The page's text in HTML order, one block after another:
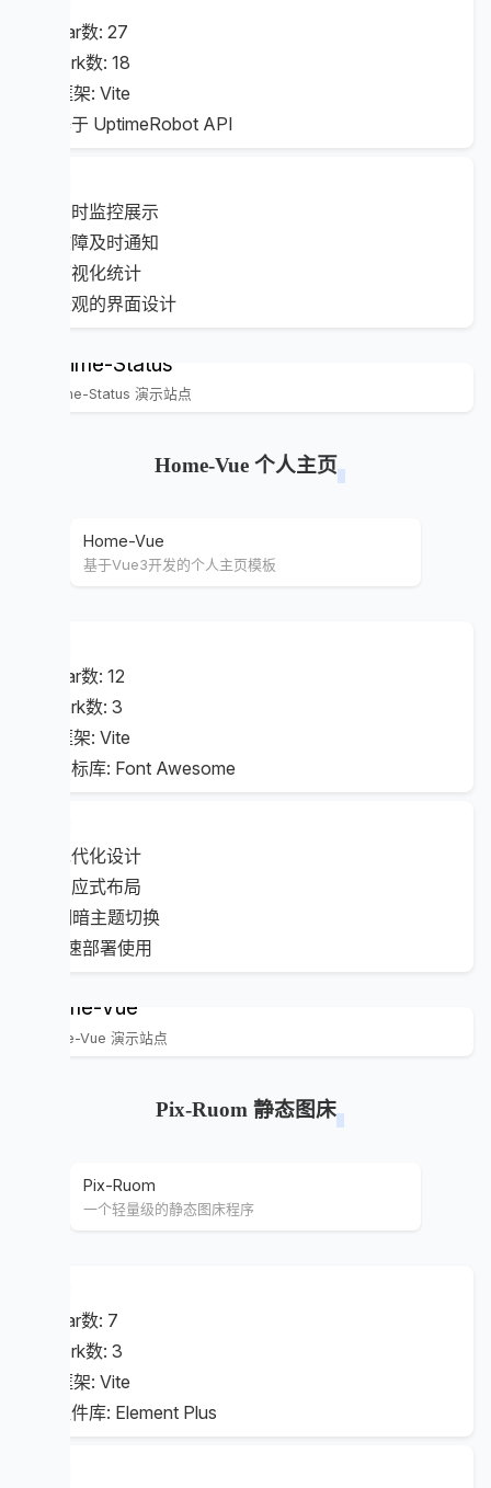
⭐ Star数: 27
🍴 fork数: 18
📦 框架: Vite
🔗 基于 UptimeRobot API
📊 实时监控展示
🔔 故障及时通知
📈 可视化统计
🎨 美观的界面设计
Uptime-Status
Uptime-Status 演示站点
Home-Vue 个人主页
Home-Vue
基于Vue3开发的个人主页模板
⭐ Star数: 12
🍴 fork数: 3
📦 框架: Vite
🎨 图标库: Font Awesome
🎨 现代化设计
📱 响应式布局
🌓 明暗主题切换
⚡️ 快速部署使用
Home-Vue
Home-Vue 演示站点
Pix-Ruom 静态图床
Pix-Ruom
一个轻量级的静态图床程序
⭐ Star数: 7
🍴 fork数: 3
📦 框架: Vite
🎨 组件库: Element Plus